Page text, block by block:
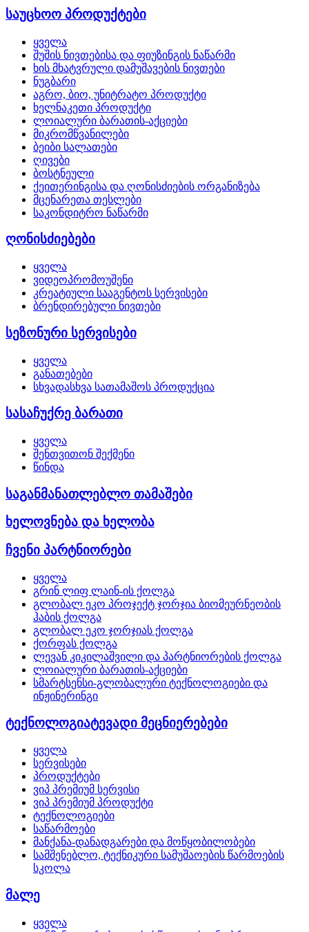
საუცხოო პროდუქტები
ყველა
შუშის ნივთებისა და ფიუზინგის ნაწარმი
ხის მხატვრული დამუშავების ნივთები
ნუგბარი
აგრო, ბიო, უნიტრატო პროდუქტი
ხელნაკეთი პროდუქტი
ლოიალური ბარათის-აქციები
მიკრომწვანილები
ბეიბი სალათები
ღივები
ბოსტნეული
ქეითერინგისა და ღონისძიების ორგანიზება
მცენარეთა თესლები
საკონდიტრო ნაწარმი
ღონისძიებები
ყველა
ვიდეოპრომოუშენი
კრეატიული სააგენტოს სერვისები
ბრენდირებული ნივთები
სეზონური სერვისები
ყველა
განათებები
სხვადასხვა სათამაშოს პროდუქცია
სასაჩუქრე ბარათი
ყველა
შენთვითონ შექმენი
წინდა
საგანმანათლებლო თამაშები
ხელოვნება და ხელობა
ჩვენი პარტნიორები
ყველა
გრინ ლიფ ლაინ-ის ქოლგა
გლობალ ეკო პროჯექტ ჯორჯია ბიომეურნეობის
ჰაბის ქოლგა
გლობალ ეკო ჯორჯიას ქოლგა
ქორფას ქოლგა
ლევან კიკილაშვილი და პარტნიორების ქოლგა
ლოიალური ბარათის-აქციები
სმარტსენსი-გლობალური ტექნოლოგიები და
ინჟინერინგი
ტექნოლოგიატევადი მეცნიერებები
ყველა
სერვისები
პროდუქტები
ვიპ პრემიუმ სერვისი
ვიპ პრემიუმ პროდუქტი
ტექნოლოგიები
საწარმოები
მანქანა-დანადგარები და მოწყობილობები
სამშენებლო, ტექნიკური სამუშაოების წარმოების
სკოლა
მალე
ყველა